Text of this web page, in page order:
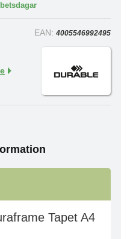
EAN: 4005546992495
Tapet A4